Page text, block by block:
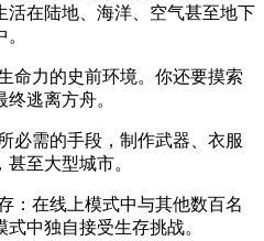
活在陆地、海洋、空气甚至地下
命力的史前环境。你还要摸索
逃离方舟。
必需的手段，制作武器、衣服
至大型城市。
：在线上模式中与其他数百名
中独自接受生存挑战。